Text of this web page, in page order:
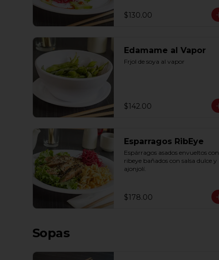
$130.00
Edamame al Vapor
Frjol de soya al vapor
$142.00
Esparragos RibEye
Espárragos asados envueltos con
ribeye bañados con salsa dulce y
ajonjolí.
$178.00
Sopas